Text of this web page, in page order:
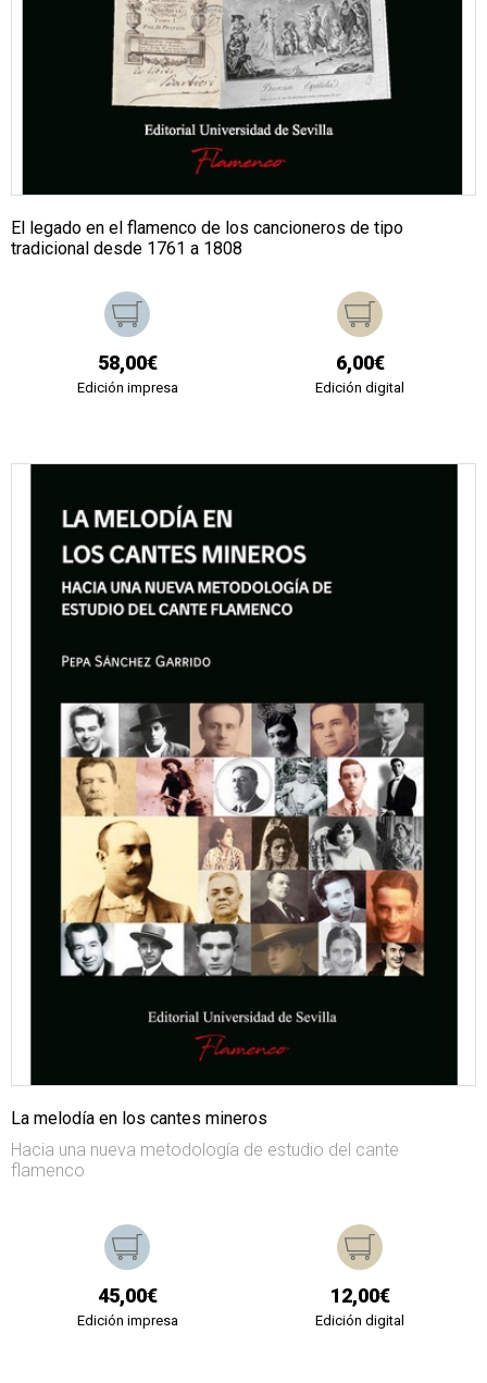
El legado en el flamenco de los cancioneros de tipo
tradicional desde 1761 a 1808
58,00€
Edición impresa
6,00€
Edición digital
La melodía en los cantes mineros
Hacia una nueva metodología de estudio del cante
flamenco
45,00€
Edición impresa
12,00€
Edición digital